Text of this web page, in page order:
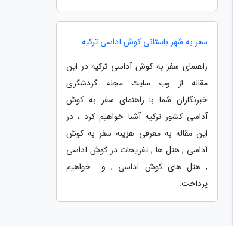
سفر به شهر باستانی کوش آداسی ترکیه
راهنمای سفر به کوش آداسی ترکیه در این
مقاله از وب سایت مجله گردشگری
خبرنگاران شما با راهنمای سفر به کوش
آداسی کشور ترکیه آشنا خواهیم کرد ، در
این مقاله به معرفی هزینه سفر به کوش
آداسی , هتل ها , تفریحات در کوش آداسی
, هتل های کوش آداسی , و… خواهیم
پرداخت.